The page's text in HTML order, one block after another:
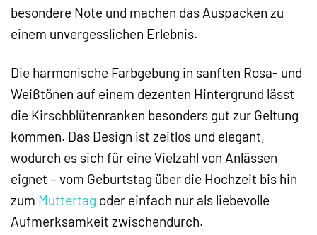
besondere Note und machen das Auspacken zu
einem unvergesslichen Erlebnis.
Die harmonische Farbgebung in sanften Rosa- und
Weißtönen auf einem dezenten Hintergrund lässt
die Kirschblütenranken besonders gut zur Geltung
kommen. Das Design ist zeitlos und elegant,
wodurch es sich für eine Vielzahl von Anlässen
eignet – vom Geburtstag über die Hochzeit bis hin
zum Muttertag oder einfach nur als liebevolle
Aufmerksamkeit zwischendurch.